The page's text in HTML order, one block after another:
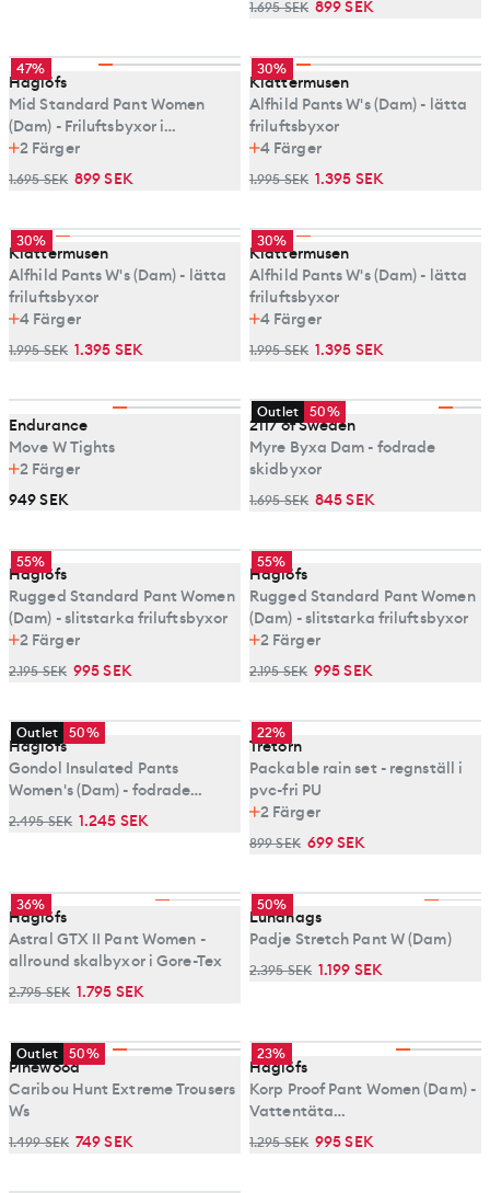
1.695 SEK 899 SEK
47%
Haglöfs
Mid Standard Pant Women
(Dam) - Friluftsbyxor i
stretchiga material
2 Färger
1.695 SEK 899 SEK
30%
Klättermusen
Alfhild Pants W's (Dam) - lätta
friluftsbyxor
4 Färger
1.995 SEK 1.395 SEK
30%
Klättermusen
Alfhild Pants W's (Dam) - lätta
friluftsbyxor
4 Färger
1.995 SEK 1.395 SEK
30%
Klättermusen
Alfhild Pants W's (Dam) - lätta
friluftsbyxor
4 Färger
1.995 SEK 1.395 SEK
Endurance
Move W Tights
2 Färger
949 SEK
Outlet 50%
2117 of Sweden
Myre Byxa Dam - fodrade
skidbyxor
1.695 SEK 845 SEK
55%
Haglöfs
Rugged Standard Pant Women
(Dam) - slitstarka friluftsbyxor
2 Färger
2.195 SEK 995 SEK
55%
Haglöfs
Rugged Standard Pant Women
(Dam) - slitstarka friluftsbyxor
2 Färger
2.195 SEK 995 SEK
Outlet 50%
Haglöfs
Gondol Insulated Pants
Women's (Dam) - fodrade
skidbyxor
2.495 SEK 1.245 SEK
22%
Tretorn
Packable rain set - regnställ i
pvc-fri PU
2 Färger
899 SEK 699 SEK
36%
Haglöfs
Astral GTX II Pant Women -
allround skalbyxor i Gore-Tex
2.795 SEK 1.795 SEK
50%
Lundhags
Padje Stretch Pant W (Dam)
2.395 SEK 1.199 SEK
Outlet 50%
Pinewood
Caribou Hunt Extreme Trousers
W´s
1.499 SEK 749 SEK
23%
Haglöfs
Korp Proof Pant Women (Dam) -
Vattentäta
skalbyxor/regnbyxor
1.295 SEK 995 SEK